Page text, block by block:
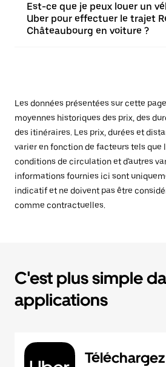
Est-ce que je peux louer un
Uber pour effectuer le trajet
Châteaubourg en voiture ?
Les données présentées sur cette
moyennes historiques des prix, des
des itinéraires. Les prix, durées et
varier en fonction de facteurs tels que
conditions de circulation et d'autres
informations fournies ici sont
indicatif et ne doivent pas être
comme contractuelles.
C'est plus simple
applications
Téléchargez